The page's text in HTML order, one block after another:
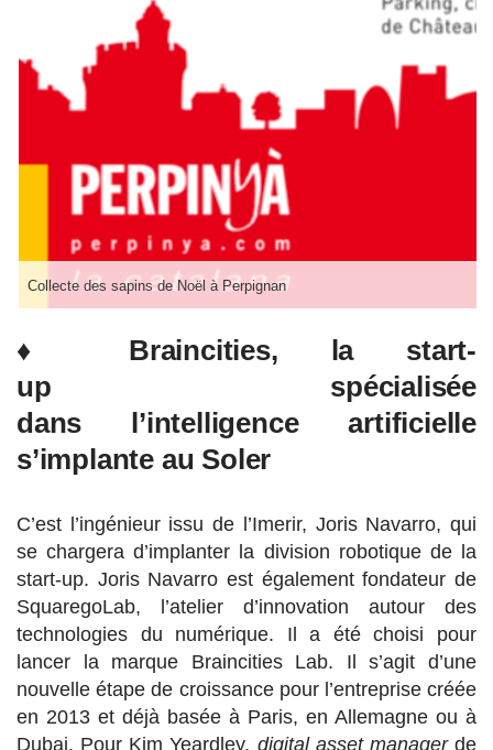
Collecte des sapins de Noël à Perpignan
♦ Braincities, la start-
up spécialisée
dans l’intelligence artificielle
s’implante au Soler
C’est l’ingénieur issu de l’Imerir, Joris Navarro, qui
se chargera d’implanter la division robotique de la
start-up. Joris Navarro est également fondateur de
SquaregoLab, l’atelier d’innovation autour des
technologies du numérique. Il a été choisi pour
lancer la marque Braincities Lab. Il s’agit d’une
nouvelle étape de croissance pour l’entreprise créée
en 2013 et déjà basée à Paris, en Allemagne ou à
Dubai. Pour Kim Yeardley, digital asset managerde